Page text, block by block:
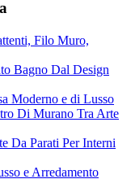
Filo Muro,
Bagno Dal Design
Moderno e di Lusso
Di Murano Tra Arte
Da Parati Per Interni
e Arredamento